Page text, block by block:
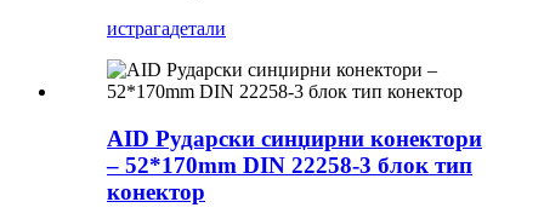
истрагадетали
AID Рударски синџирни конектори
– 52*170mm DIN 22258-3 блок тип
конектор